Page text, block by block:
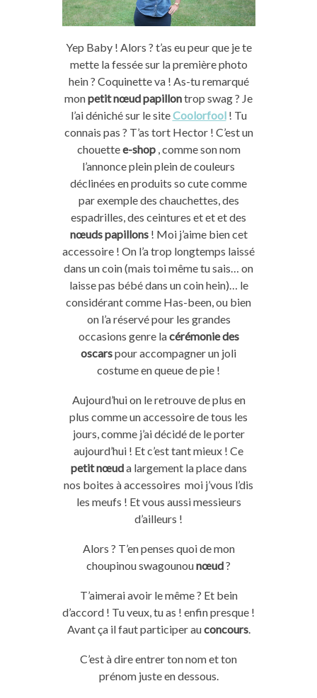
Yep Baby ! Alors ? t’as eu peur que je te
mette la fessée sur la première photo
hein ? Coquinette va ! As-tu remarqué
monpetit nœud papillontrop swag ? Je
l’ai déniché sur le siteCoolorfool! Tu
connais pas ? T’as tort Hector ! C’est un
chouettee-shop, comme son nom
l’annonce plein plein de couleurs
déclinées en produits so cute comme
par exemple des chauchettes, des
espadrilles, des ceintures et et et des
nœuds papillons! Moi j’aime bien cet
accessoire ! On l’a trop longtemps laissé
dans un coin (mais toi même tu sais… on
laisse pas bébé dans un coin hein)… le
considérant comme Has-been, ou bien
on l’a réservé pour les grandes
occasions genre lacérémonie des
oscarspour accompagner un joli
costume en queue de pie !
Aujourd’hui on le retrouve de plus en
plus comme un accessoire de tous les
jours, comme j’ai décidé de le porter
aujourd’hui ! Et c’est tant mieux ! Ce
petit nœuda largement la place dans
nos boites à accessoires moi j’vous l’dis
les meufs ! Et vous aussi messieurs
d’ailleurs !
Alors ? T’en penses quoi de mon
choupinou swagounounœud?
T’aimerai avoir le même ? Et bein
d’accord ! Tu veux, tu as ! enfin presque !
Avant ça il faut participer auconcours.
C’est à dire entrer ton nom et ton
prénom juste en dessous.